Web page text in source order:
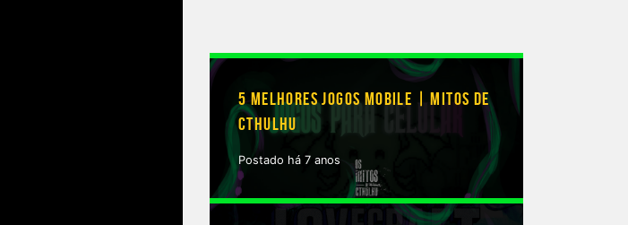
5 MELHORES JOGOS MOBILE | MITOS DE
CTHULHU
Postado há 7 anos